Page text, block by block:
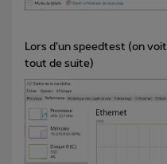
Lors d’un speedtest (on
tout de suite)